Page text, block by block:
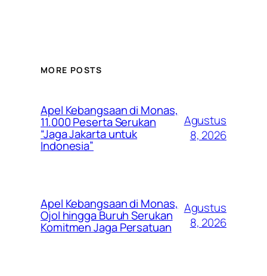
MORE POSTS
Apel Kebangsaan di Monas,
11.000 Peserta Serukan
“Jaga Jakarta untuk
Indonesia”
Agustus
8, 2026
Apel Kebangsaan di Monas,
Ojol hingga Buruh Serukan
Komitmen Jaga Persatuan
Agustus
8, 2026